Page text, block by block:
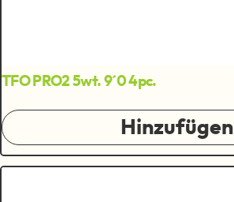
TFO PRO2 5wt. 9´0 4pc.
Hinzufügen